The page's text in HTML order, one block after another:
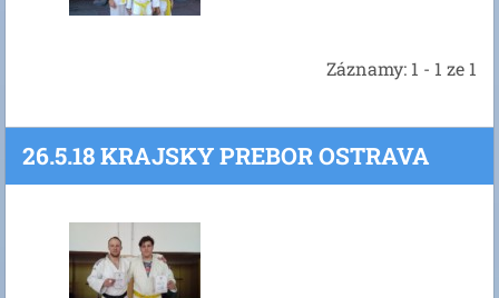
Záznamy: 1 - 1 ze 1
26.5.18 KRAJSKY PREBOR OSTRAVA